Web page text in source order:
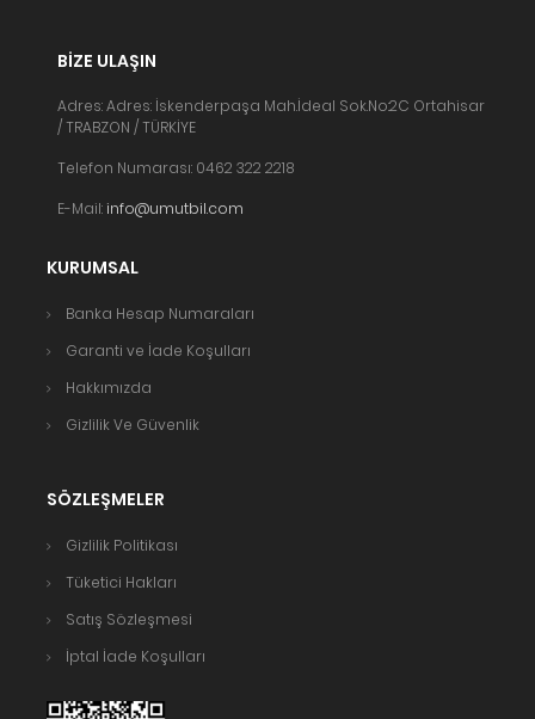
BIZE ULAŞIN
Adres: Adres: İskenderpaşa Mah.İdeal Sok.No:2C Ortahisar
/ TRABZON / TÜRKİYE
Telefon Numarası: 0462 322 2218
E-Mail: info@umutbil.com
KURUMSAL
Banka Hesap Numaraları
Garanti ve İade Koşulları
Hakkımızda
Gizlilik Ve Güvenlik
SÖZLEŞMELER
Gizlilik Politikası
Tüketici Hakları
Satış Sözleşmesi
İptal İade Koşulları